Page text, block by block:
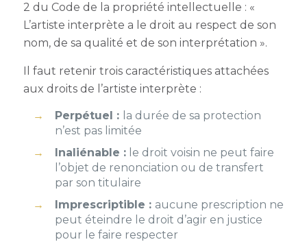
2 du Code de la propriété intellectuelle : «
L’artiste interprète a le droit au respect de son
nom, de sa qualité et de son interprétation ».
Il faut retenir trois caractéristiques attachées
aux droits de l’artiste interprète :
Perpétuel : la durée de sa protection
n’est pas limitée
Inaliénable :le droit voisin ne peut faire
l’objet de renonciation ou de transfert
par son titulaire
Imprescriptible : aucune prescription ne
peut éteindre le droit d’agir en justice
pour le faire respecter